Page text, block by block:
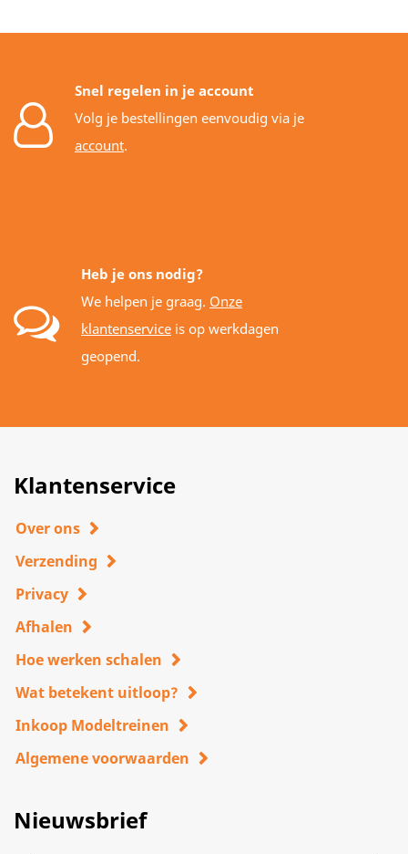
Snel regelen in je account
Volg je bestellingen eenvoudig via je
account.
Heb je ons nodig?
We helpen je graag. Onze
klantenservice is op werkdagen
geopend.
Klantenservice
Over ons
Verzending
Privacy
Afhalen
Hoe werken schalen
Wat betekent uitloop?
Inkoop Modeltreinen
Algemene voorwaarden
Nieuwsbrief